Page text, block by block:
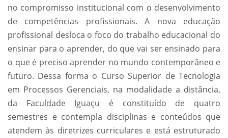
no compromisso institucional com o desenvolvimento
de competências profissionais. A nova educação
profissional desloca o foco do trabalho educacional do
ensinar para o aprender, do que vai ser ensinado para
o que é preciso aprender no mundo contemporâneo e
futuro. Dessa forma o Curso Superior de Tecnologia
em Processos Gerenciais, na modalidade a distância,
da Faculdade Iguaçu é constituído de quatro
semestres e contempla disciplinas e conteúdos que
atendem às diretrizes curriculares e está estruturado